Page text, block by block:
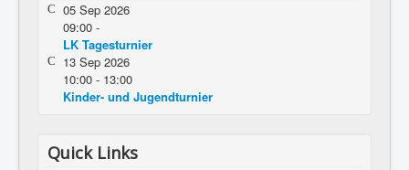
05 Sep 2026
09:00 -
LK Tagesturnier
13 Sep 2026
10:00 - 13:00
Kinder- und Jugendturnier
Quick Links